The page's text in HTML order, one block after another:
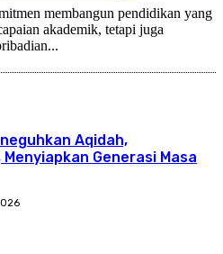
membangun pendidikan yang
akademik, tetapi juga
Aqidah,
Generasi Masa